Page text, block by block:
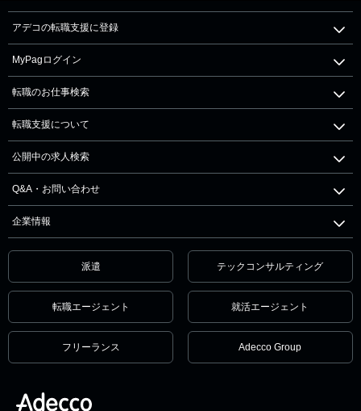
アデコの転職支援に登録
MyPagログイン
転職のお仕事検索
転職支援について
公開中の求人検索
Q&A・お問い合わせ
企業情報
派遣 テックコンサルティング
転職エージェント 就活エージェント
フリーランス Adecco Group